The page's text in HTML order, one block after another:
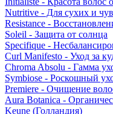
Nutritive - Для сухих и
Resistance -
Soleil - Защита от солнца
Specifique -
Curl Manifesto - Уход за
Chroma Absolu - Гамма
Symbiose - Роскошный
Premiere - Очищение
Aura Botanica -
Keune (Голландия)